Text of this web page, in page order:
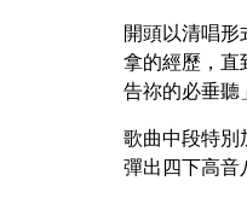
開頭以清唱
拿的經歷，直
告祢的必垂聽
歌曲中段特別
彈出四下高音